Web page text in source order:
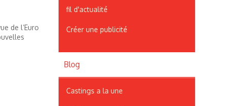
de l’Euro
fil d'actualité
Créer une publicité
Blog
Castings a la une